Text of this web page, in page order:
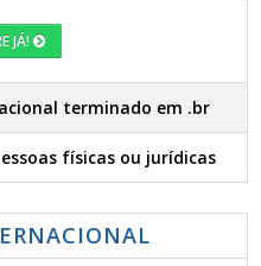
JÁ!
terminado em .br
físicas ou jurídicas